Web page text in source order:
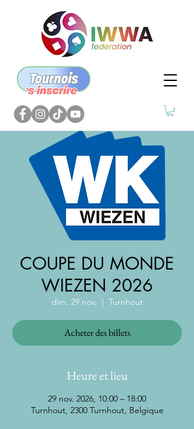
COUPE DU MONDE
WIEZEN 2026
dim. 29 nov.
  |
Turnhout
Acheter des billets
Heure et lieu
29 nov. 2026, 10:00 – 18:00
Turnhout, 2300 Turnhout, Belgique